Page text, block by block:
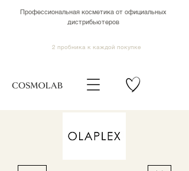
Профессиональная косметика от официальных
дистрибьютеров
2 пробника к каждой покупке